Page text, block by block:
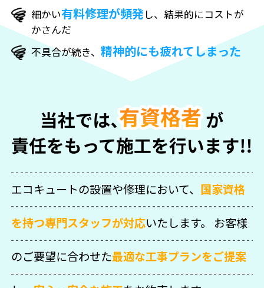
細かい有料修理が頻発し、結果的にコストが
かさんだ
不具合が続き、 精神的にも疲れてしまった
エコキュートの設置や修理において、 国家資格
を持つ専門スタッフが対応いたします。 お客様
のご要望に合わせた最適な工事プランをご提案